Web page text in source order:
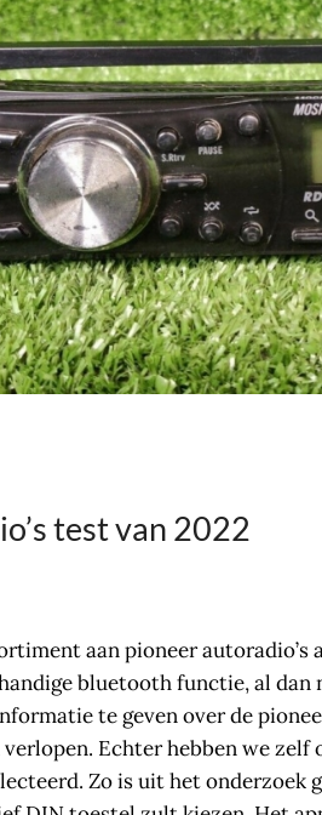
test van 2022
aan pioneer
bluetooth functie, al dan
te geven over de
Echter hebben we zelf
Zo is uit het onderzoek